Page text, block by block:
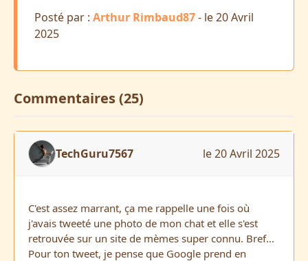
Posté par : Arthur Rimbaud87- le 20 Avril
2025
Commentaires (25)
TechGuru7567 le 20 Avril 2025
C'est assez marrant, ça me rappelle une fois où
j'avais tweeté une photo de mon chat et elle s'est
retrouvée sur un site de mèmes super connu. Bref...
Pour ton tweet, je pense que Google prend en